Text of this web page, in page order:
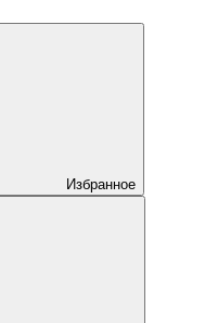
Избранное